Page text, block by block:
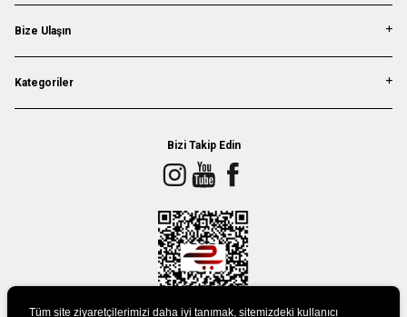
Bize Ulaşın
Kategoriler
Bizi Takip Edin
Tüm site ziyaretçilerimizi daha iyi tanımak, sitemizdeki kullanıcı